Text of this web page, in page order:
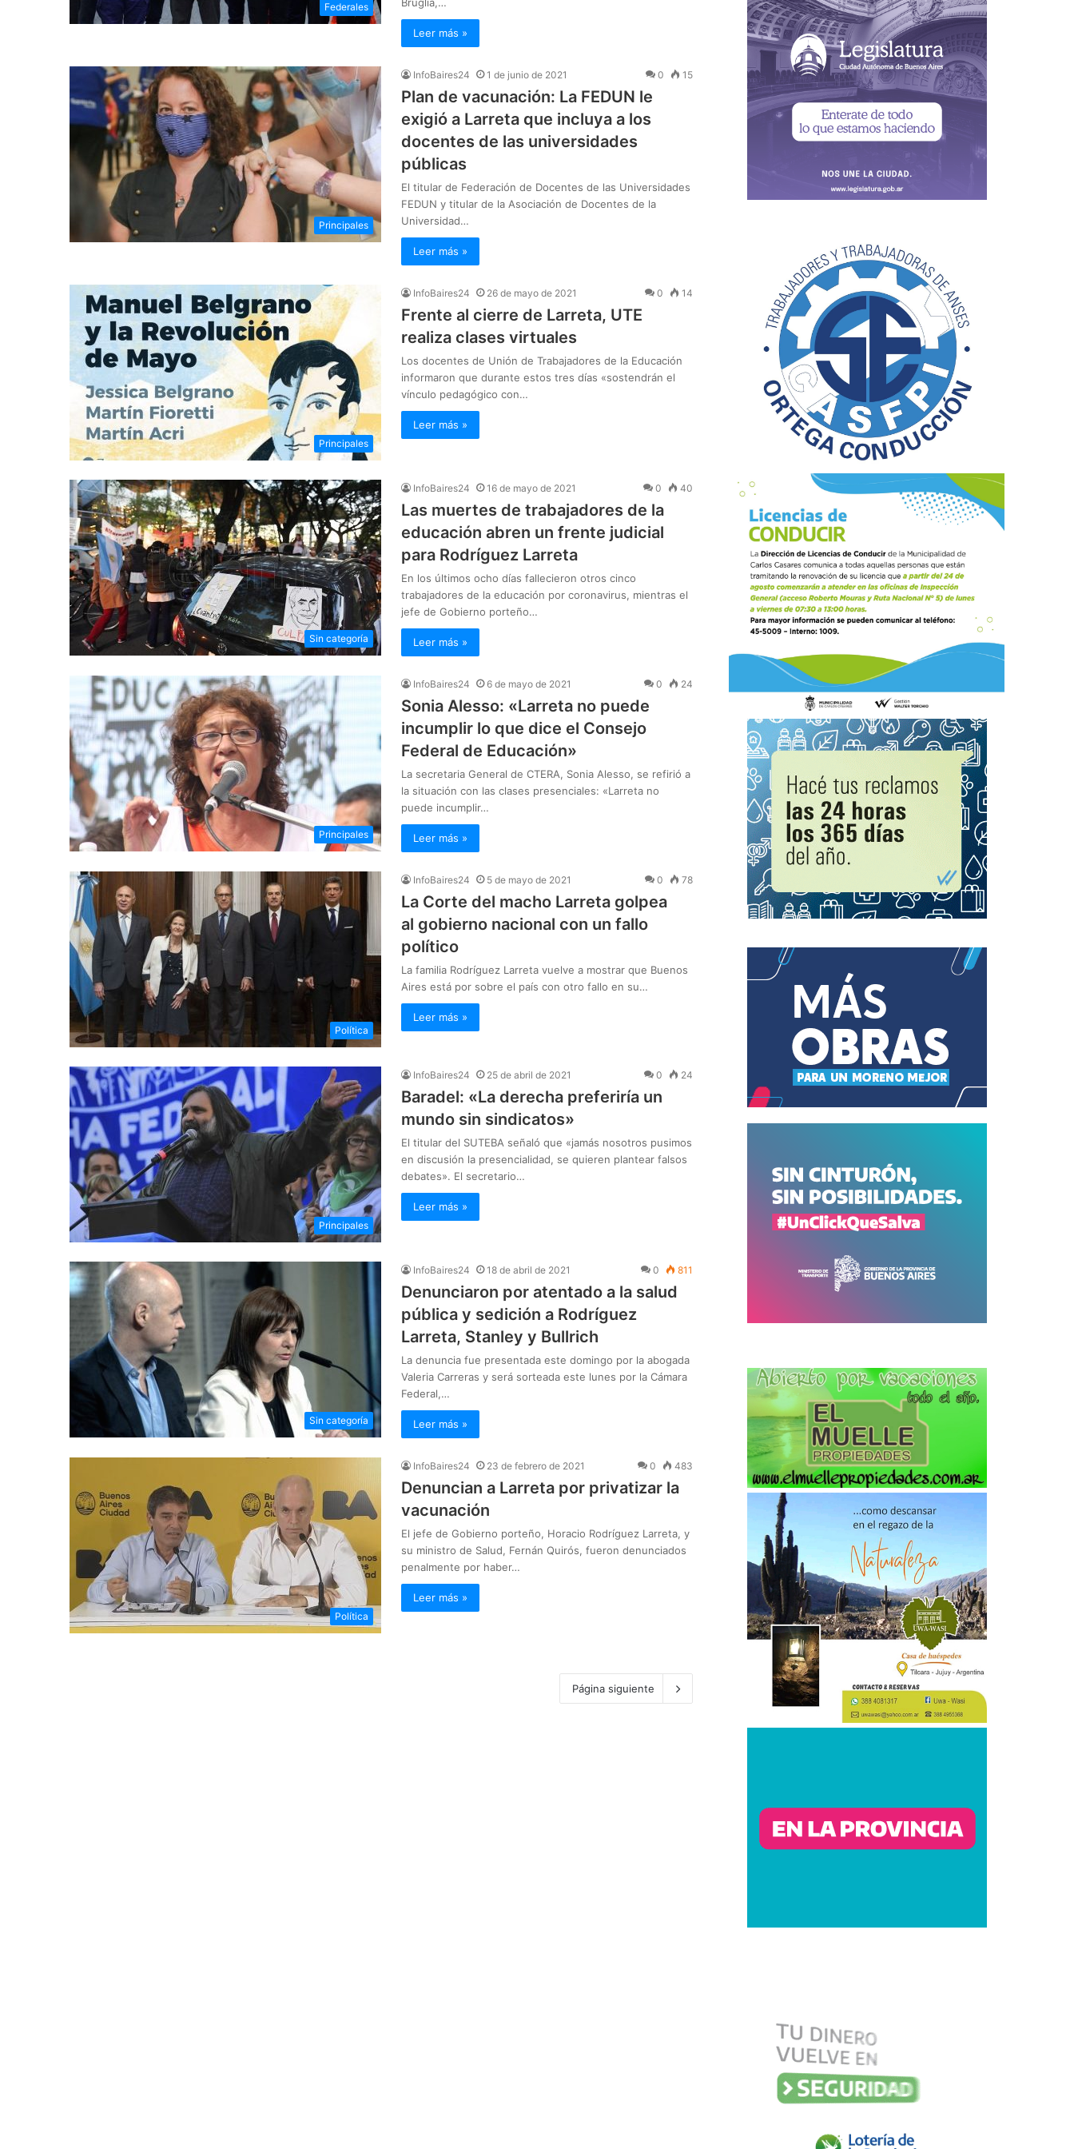
Federales
Leer más »
Principales
InfoBaires24 1 de junio de 2021 0 15
Plan de vacunación: La FEDUN le
exigió a Larreta que incluya a los
docentes de las universidades
públicas
El titular de Federación de Docentes de las Universidades
FEDUN y titular de la Asociación de Docentes de la
Universidad…
Leer más »
Principales
InfoBaires24 26 de mayo de 2021 0 14
Frente al cierre de Larreta, UTE
realiza clases virtuales
Los docentes de Unión de Trabajadores de la Educación
informaron que durante estos tres días «sostendrán el
vínculo pedagógico con…
Leer más »
Sin categoría
InfoBaires24 16 de mayo de 2021 0 40
Las muertes de trabajadores de la
educación abren un frente judicial
para Rodríguez Larreta
En los últimos ocho días fallecieron otros cinco
trabajadores de la educación por coronavirus, mientras el
jefe de Gobierno porteño…
Leer más »
Principales
InfoBaires24 6 de mayo de 2021 0 24
Sonia Alesso: «Larreta no puede
incumplir lo que dice el Consejo
Federal de Educación»
La secretaria General de CTERA, Sonia Alesso, se refirió a
la situación con las clases presenciales: «Larreta no
puede incumplir…
Leer más »
Política
InfoBaires24 5 de mayo de 2021 0 78
La Corte del macho Larreta golpea
al gobierno nacional con un fallo
político
La familia Rodríguez Larreta vuelve a mostrar que Buenos
Aires está por sobre el país con otro fallo en su…
Leer más »
Principales
InfoBaires24 25 de abril de 2021 0 24
Baradel: «La derecha preferiría un
mundo sin sindicatos»
El titular del SUTEBA señaló que «jamás nosotros pusimos
en discusión la presencialidad, se quieren plantear falsos
debates». El secretario…
Leer más »
Sin categoría
InfoBaires24 18 de abril de 2021 0 811
Denunciaron por atentado a la salud
pública y sedición a Rodríguez
Larreta, Stanley y Bullrich
La denuncia fue presentada este domingo por la abogada
Valeria Carreras y será sorteada este lunes por la Cámara
Federal,…
Leer más »
Política
InfoBaires24 23 de febrero de 2021 0 483
Denuncian a Larreta por privatizar la
vacunación
El jefe de Gobierno porteño, Horacio Rodríguez Larreta, y
su ministro de Salud, Fernán Quirós, fueron denunciados
penalmente por haber…
Leer más »
Página siguiente